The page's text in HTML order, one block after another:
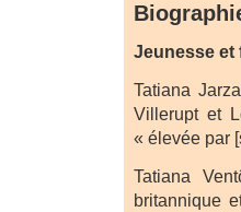
Jeunesse et
Tatiana
Villerupt et
« élevée par
Tatiana
britannique